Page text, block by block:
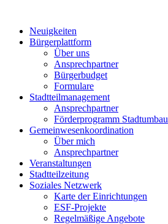
Neuigkeiten
Bürgerplattform
Über uns
Ansprechpartner
Bürgerbudget
Formulare
Stadtteilmanagement
Ansprechpartner
Förderprogramm Stadtumbau
Gemeinwesenkoordination
Über mich
Ansprechpartner
Veranstaltungen
Stadtteilzeitung
Soziales Netzwerk
Karte der Einrichtungen
ESF-Projekte
Regelmäßige Angebote